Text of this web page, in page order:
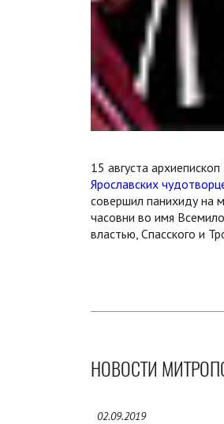
15 августа
Ярославских
совершил панихиду на
часовни во имя
властью, Спасского и
НОВОСТИ
02.09.2019